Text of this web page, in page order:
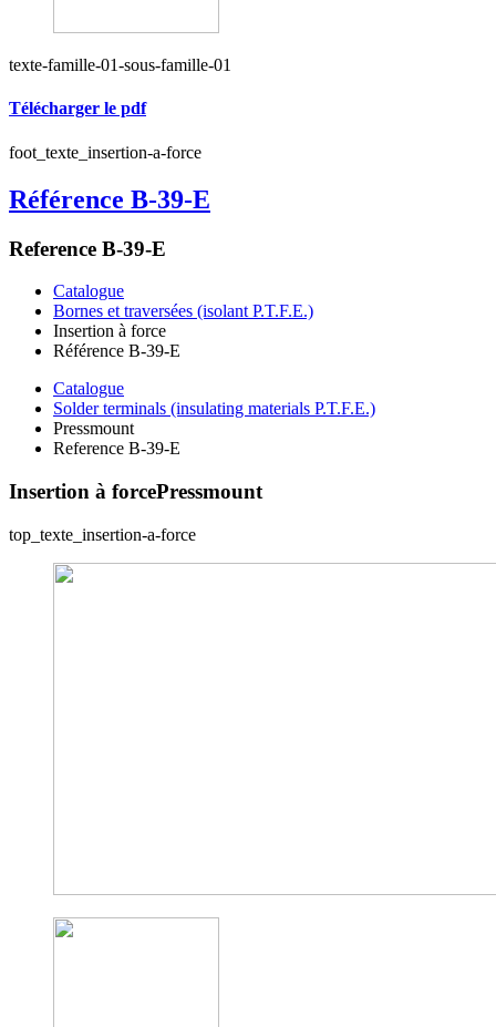
texte-famille-01-sous-famille-01
Télécharger le pdf
foot_texte_insertion-a-force
Référence B-39-E
Reference B-39-E
Catalogue
Bornes et traversées (isolant P.T.F.E.)
Insertion à force
Référence B-39-E
Catalogue
Solder terminals (insulating materials P.T.F.E.)
Pressmount
Reference B-39-E
Insertion à forcePressmount
top_texte_insertion-a-force